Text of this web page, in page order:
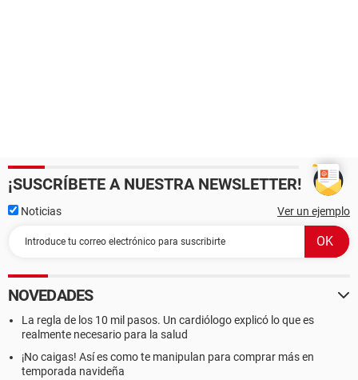
¡SUSCRÍBETE A NUESTRA NEWSLETTER!
Noticias Ver un ejemplo
NOVEDADES
La regla de los 10 mil pasos. Un cardiólogo explicó lo que es
realmente necesario para la salud
¡No caigas! Así es como te manipulan para comprar más en
temporada navideña